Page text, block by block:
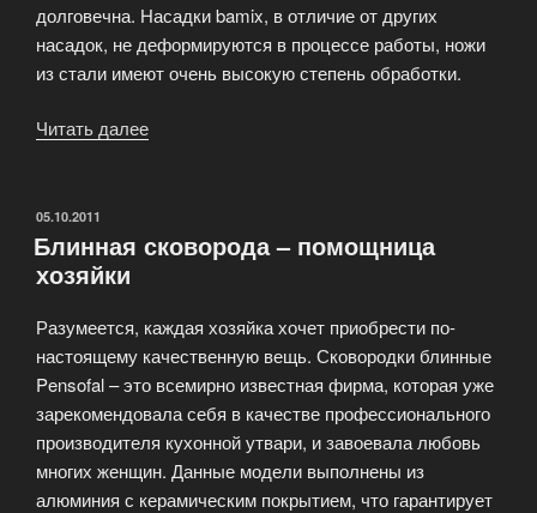
долговечна. Насадки bamix, в отличие от других
насадок, не деформируются в процессе работы, ножи
из стали имеют очень высокую степень обработки.
Читать далее
разнообразие»
ОПУБЛИКОВАНО
05.10.2011
Блинная сковорода – помощница
хозяйки
Разумеется, каждая хозяйка хочет приобрести по-
настоящему качественную вещь. Сковородки блинные
Pensofal – это всемирно известная фирма, которая уже
зарекомендовала себя в качестве профессионального
производителя кухонной утвари, и завоевала любовь
многих женщин. Данные модели выполнены из
алюминия с керамическим покрытием, что гарантирует